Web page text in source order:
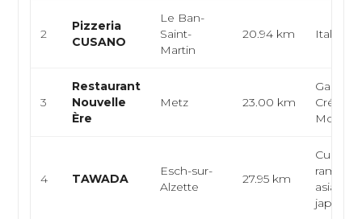
2
Pizzeria
CUSANO
Le Ban-
Saint-
Martin
20.94 km
3
Restaurant
Nouvelle
Ère
Metz 23.00 km
4 TAWADA
Esch-sur-
Alzette
27.95 km
Cuisine
ramen,